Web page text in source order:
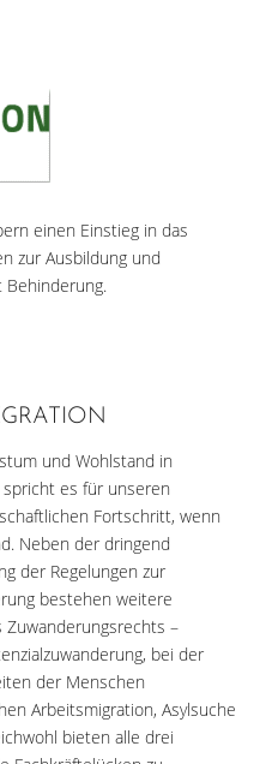
einen Einstieg in das
zur Ausbildung und
Behinderung.
und Wohlstand in
es für unseren
Fortschritt, wenn
Neben der dringend
der Regelungen zur
bestehen weitere
–
bei der
der Menschen
Arbeitsmigration, Asylsuche
bieten alle drei